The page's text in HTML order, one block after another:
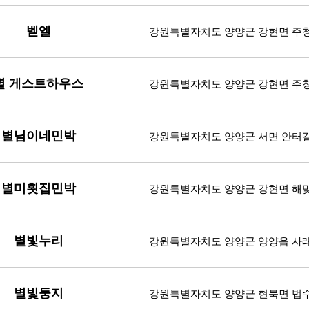
벧엘 강원특별자치도 양양군 강현면 주
게스트하우스 강원특별자치도 양양군 강현면 주
별님이네민박 강원특별자치도 양양군 서면 안터
별미횟집민박 강원특별자치도 양양군 강현면 해
별빛누리 강원특별자치도 양양군 양양읍 사
별빛둥지 강원특별자치도 양양군 현북면 법